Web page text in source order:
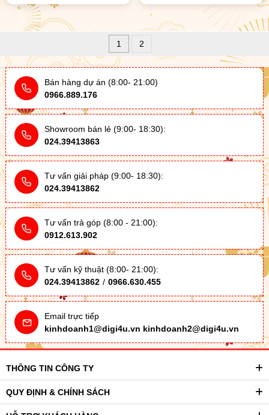
1 2
Bán hàng dự án (8:00- 21:00)
0966.889.176
Showroom bán lẻ (9:00- 18:30):
024.39413863
Tư vấn giải pháp (9:00- 18:30):
024.39413862
Tư vấn trả góp (8:00 - 21:00):
0912.613.902
Tư vấn kỹ thuật (8:00- 21:00):
024.39413862 / 0966.630.455
Email trực tiếp
kinhdoanh1@digi4u.vn kinhdoanh2@digi4u.vn
THÔNG TIN CÔNG TY
QUY ĐỊNH & CHÍNH SÁCH